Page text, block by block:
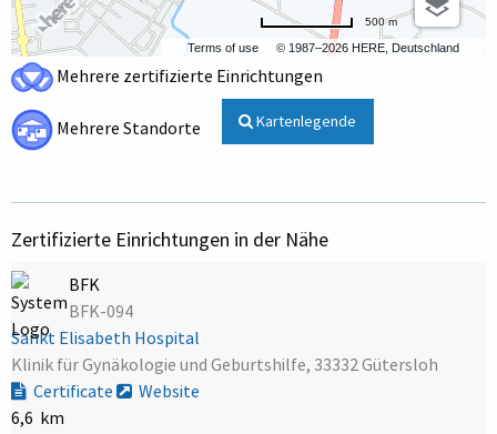
Terms of use © 1987–2026 HERE, Deutschland
500 m
Mehrere zertifizierte Einrichtungen
Mehrere Standorte Kartenlegende
Zertifizierte Einrichtungen in der Nähe
BFK
BFK-094
Sankt Elisabeth Hospital
Klinik für Gynäkologie und Geburtshilfe, 33332 Gütersloh
Certificate
Website
6,6 km